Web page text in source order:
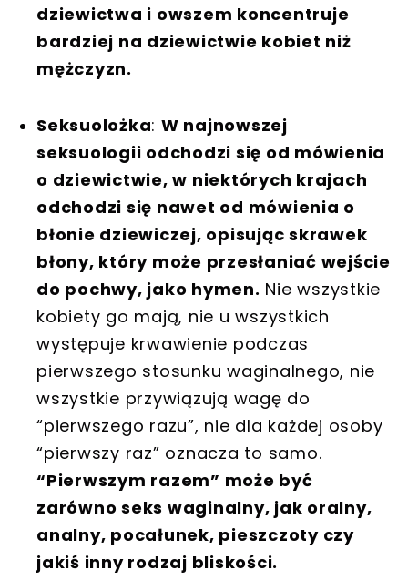
dziewictwa i owszem koncentruje
bardziej na dziewictwie kobiet niż
mężczyzn.
Seksuolożka: W najnowszej
seksuologii odchodzi się od mówienia
o dziewictwie, w niektórych krajach
odchodzi się nawet od mówienia o
błonie dziewiczej, opisując skrawek
błony, który może przesłaniać wejście
do pochwy, jako hymen. Nie wszystkie
kobiety go mają, nie u wszystkich
występuje krwawienie podczas
pierwszego stosunku waginalnego, nie
wszystkie przywiązują wagę do
“pierwszego razu”, nie dla każdej osoby
“pierwszy raz” oznacza to samo.
“Pierwszym razem” może być
zarówno seks waginalny, jak oralny,
analny, pocałunek, pieszczoty czy
jakiś inny rodzaj bliskości.